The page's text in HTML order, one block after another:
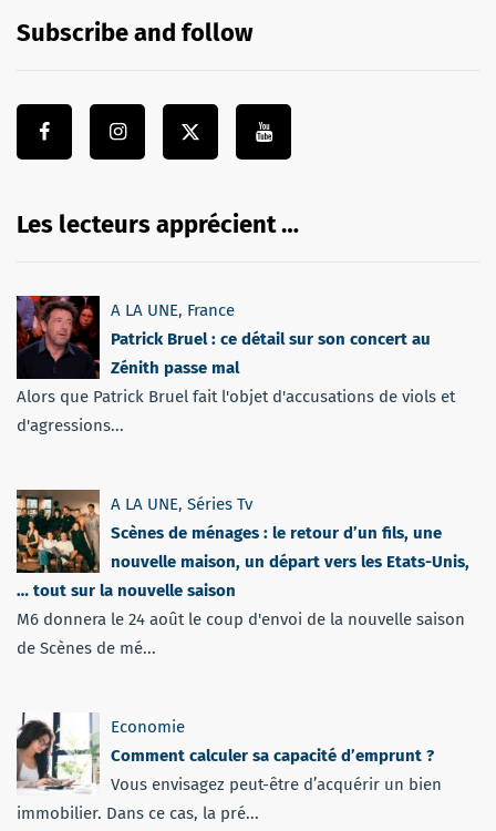
Subscribe and follow
Les lecteurs apprécient …
A LA UNE, France
Patrick Bruel : ce détail sur son concert au
Zénith passe mal
Alors que Patrick Bruel fait l'objet d'accusations de viols et
d'agressions...
A LA UNE, Séries Tv
Scènes de ménages : le retour d’un fils, une
nouvelle maison, un départ vers les Etats-Unis,
… tout sur la nouvelle saison
M6 donnera le 24 août le coup d'envoi de la nouvelle saison
de Scènes de mé...
Economie
Comment calculer sa capacité d’emprunt ?
Vous envisagez peut-être d’acquérir un bien
immobilier. Dans ce cas, la pré...